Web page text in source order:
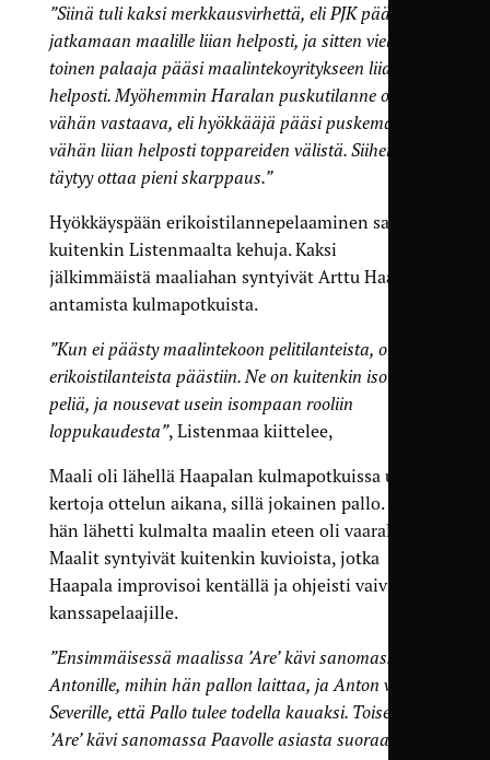
”Siinä tuli kaksi merkkausvirhettä, eli PJK pääsi
jatkamaan maalille liian helposti, ja sitten vielä
toinen palaaja pääsi maalintekoyritykseen liian
helposti. Myöhemmin Haralan puskutilanne oli
vähän vastaava, eli hyökkääjä pääsi puskemaan
vähän liian helposti toppareiden välistä. Siihen
täytyy ottaa pieni skarppaus.”
Hyökkäyspään erikoistilannepelaaminen saa
kuitenkin Listenmaalta kehuja. Kaksi
jälkimmäistä maaliahan syntyivät Arttu Haapalan
antamista kulmapotkuista.
”Kun ei päästy maalintekoon pelitilanteista, onneksi
erikoistilanteista päästiin. Ne on kuitenkin iso osa
peliä, ja nousevat usein isompaan rooliin
loppukaudesta”, Listenmaa kiittelee,
Maali oli lähellä Haapalan kulmapotkuissa useita
kertoja ottelun aikana, sillä jokainen pallo. jonka
hän lähetti kulmalta maalin eteen oli vaarallinen.
Maalit syntyivät kuitenkin kuvioista, jotka
Haapala improvisoi kentällä ja ohjeisti vaivihkaa
kanssapelaajille.
”Ensimmäisessä maalissa ’Are’ kävi sanomassa
Antonille, mihin hän pallon laittaa, ja Anton välitti
Severille, että Pallo tulee todella kauaksi. Toisessa
’Are’ kävi sanomassa Paavolle asiasta suoraan.